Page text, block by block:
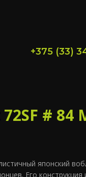
+375 (33)
# 84
японский
Его конструкция